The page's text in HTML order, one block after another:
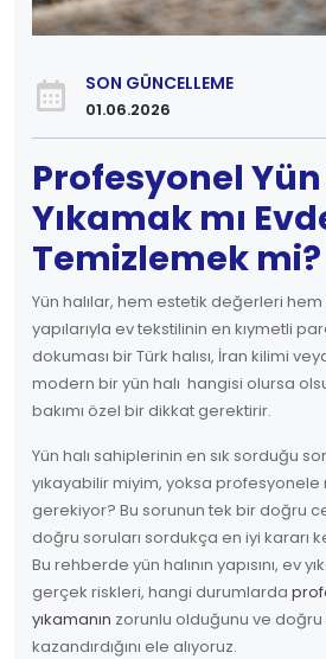
SON GÜNCELLEME
01.06.2026
Profesyonel Yün
Yıkamak mı
Temizlemek mi?
Yün halılar, hem estetik değerleri
yapılarıyla ev tekstilinin en kıymetli
dokuması bir Türk halısı, İran kilimi
modern bir yün halı hangisi olursa
bakımı özel bir dikkat gerektirir.
Yün halı sahiplerinin en sık sorduğu
yıkayabilir miyim, yoksa
gerekiyor? Bu sorunun tek bir doğru
doğru soruları sordukça en iyi kararı
Bu rehberde yün halının yapısını, ev
gerçek riskleri, hangi durumlarda
yıkamanın zorunlu olduğunu ve doğru
kazandırdığını ele alıyoruz.